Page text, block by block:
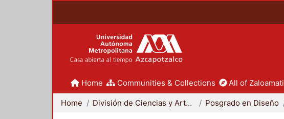
Home Communities & Collections All of Zaloamati
Home División de Ciencias y Artes para el Diseño Posgrado en Diseño